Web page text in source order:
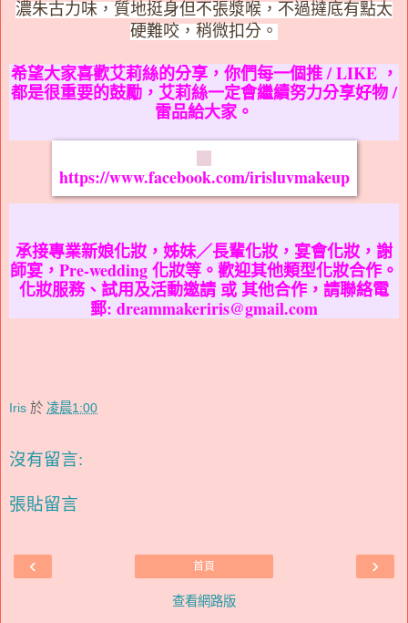
濃朱古力味，質地挺身但不張漿喉，不過撻底有點太
硬難咬，稍微扣分。
希望大家喜歡艾莉絲的分享，你們每一個推 / LIKE ，
都是很重要的鼓勵，艾莉絲一定會繼續努力分享好物 /
雷品給大家。
https://www.facebook.com/irisluvmakeup
承接專業新娘化妝，姊妹／長輩化妝，宴會化妝，謝
師宴，Pre-wedding 化妝等。歡迎其他類型化妝合作。
化妝服務、試用及活動邀請 或 其他合作，請聯絡電
郵: dreammakeriris@gmail.com
Iris 於 凌晨1:00
沒有留言:
張貼留言
‹ ›
首頁
查看網路版